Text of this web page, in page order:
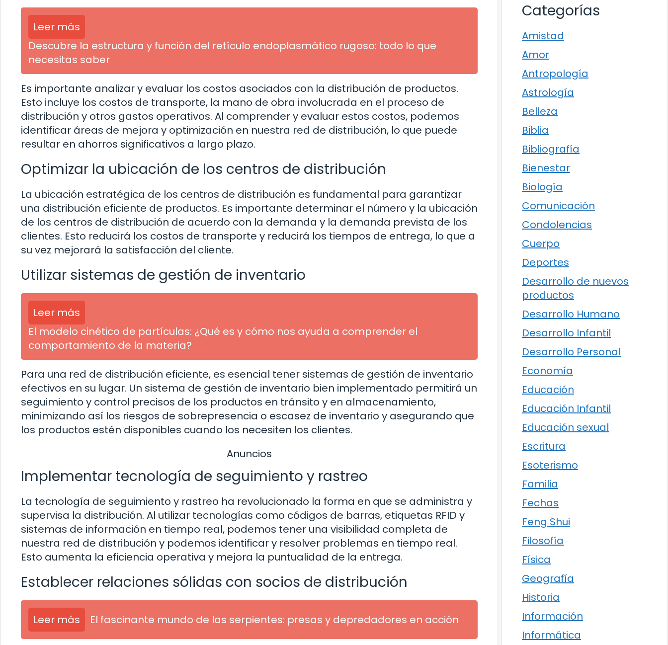
Leer más
Descubre la estructura y función del retículo endoplasmático rugoso: todo lo que
necesitas saber
Es importante analizar y evaluar los costos asociados con la distribución de productos.
Esto incluye los costos de transporte, la mano de obra involucrada en el proceso de
distribución y otros gastos operativos. Al comprender y evaluar estos costos, podemos
identificar áreas de mejora y optimización en nuestra red de distribución, lo que puede
resultar en ahorros significativos a largo plazo.
Optimizar la ubicación de los centros de distribución
La ubicación estratégica de los centros de distribución es fundamental para garantizar
una distribución eficiente de productos. Es importante determinar el número y la ubicación
de los centros de distribución de acuerdo con la demanda y la demanda prevista de los
clientes. Esto reducirá los costos de transporte y reducirá los tiempos de entrega, lo que a
su vez mejorará la satisfacción del cliente.
Utilizar sistemas de gestión de inventario
Leer más
El modelo cinético de partículas: ¿Qué es y cómo nos ayuda a comprender el
comportamiento de la materia?
Para una red de distribución eficiente, es esencial tener sistemas de gestión de inventario
efectivos en su lugar. Un sistema de gestión de inventario bien implementado permitirá un
seguimiento y control precisos de los productos en tránsito y en almacenamiento,
minimizando así los riesgos de sobrepresencia o escasez de inventario y asegurando que
los productos estén disponibles cuando los necesiten los clientes.
Anuncios
Implementar tecnología de seguimiento y rastreo
La tecnología de seguimiento y rastreo ha revolucionado la forma en que se administra y
supervisa la distribución. Al utilizar tecnologías como códigos de barras, etiquetas RFID y
sistemas de información en tiempo real, podemos tener una visibilidad completa de
nuestra red de distribución y podemos identificar y resolver problemas en tiempo real.
Esto aumenta la eficiencia operativa y mejora la puntualidad de la entrega.
Establecer relaciones sólidas con socios de distribución
Leer más El fascinante mundo de las serpientes: presas y depredadores en acción
Categorías
Amistad
Amor
Antropología
Astrología
Belleza
Biblia
Bibliografía
Bienestar
Biología
Comunicación
Condolencias
Cuerpo
Deportes
Desarrollo de nuevos
productos
Desarrollo Humano
Desarrollo Infantil
Desarrollo Personal
Economía
Educación
Educación Infantil
Educación sexual
Escritura
Esoterismo
Familia
Fechas
Feng Shui
Filosofía
Física
Geografía
Historia
Información
Informática